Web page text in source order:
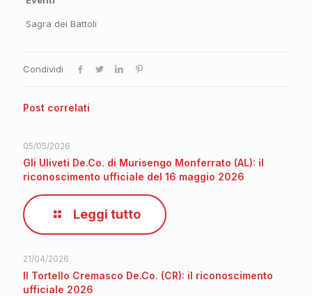
Sagra dei Battoli
Condividi
Post correlati
05/05/2026
Gli Uliveti De.Co. di Murisengo Monferrato (AL): il
riconoscimento ufficiale del 16 maggio 2026
Leggi tutto
21/04/2026
Il Tortello Cremasco De.Co. (CR): il riconoscimento
ufficiale 2026